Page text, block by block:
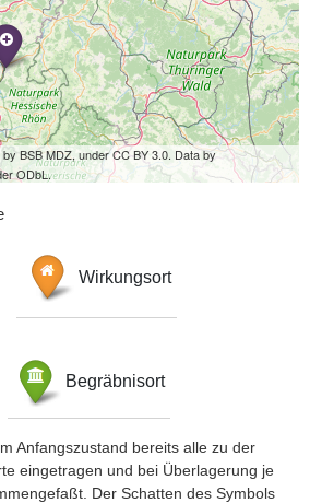
by BSB MDZ, under CC BY 3.0. Data by
ODbL.
Wirkungsort
Begräbnisort
Anfangszustand bereits alle zu der
eingetragen und bei Überlagerung je
Der Schatten des Symbols